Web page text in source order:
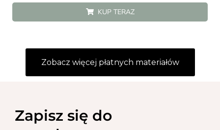
oceny klienta
KUP TERAZ
Zobacz więcej płatnych materiałów
Zapisz się do